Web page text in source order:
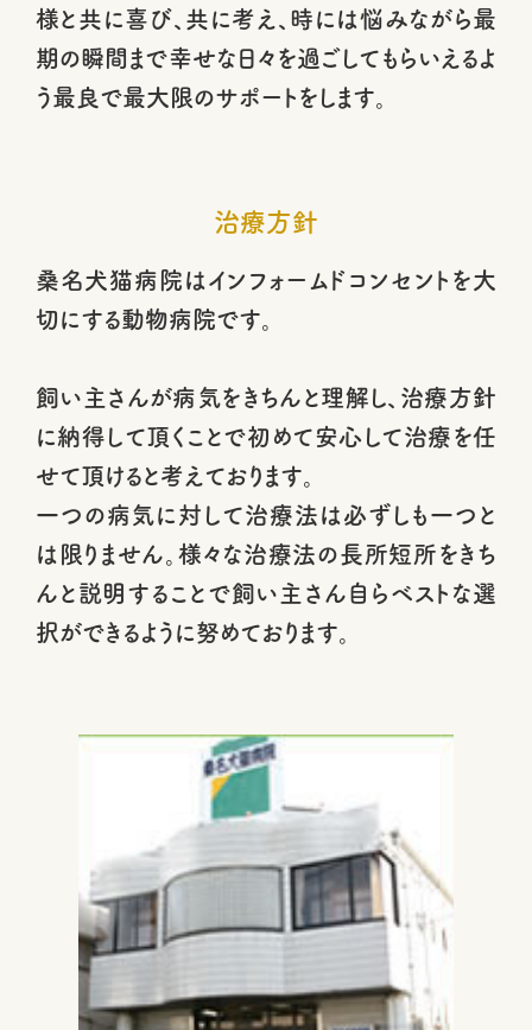
様と共に喜び、共に考え、時には悩みながら最
期の瞬間まで幸せな日々を過ごしてもらいえるよ
う最良で最大限のサポートをします。
治療方針
桑名犬猫病院はインフォームドコンセントを大
切にする動物病院です。
飼い主さんが病気をきちんと理解し、治療方針
に納得して頂くことで初めて安心して治療を任
せて頂けると考えております。
一つの病気に対して治療法は必ずしも一つと
は限りません。様々な治療法の長所短所をきち
んと説明することで飼い主さん自らベストな選
択ができるように努めております。